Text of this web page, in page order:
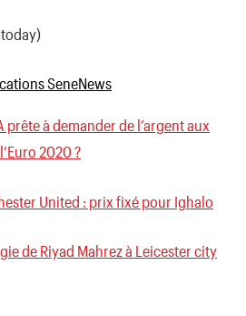
prête à demander de l’argent aux
2020 ?
United : prix fixé pour Ighalo
de Riyad Mahrez à Leicester city